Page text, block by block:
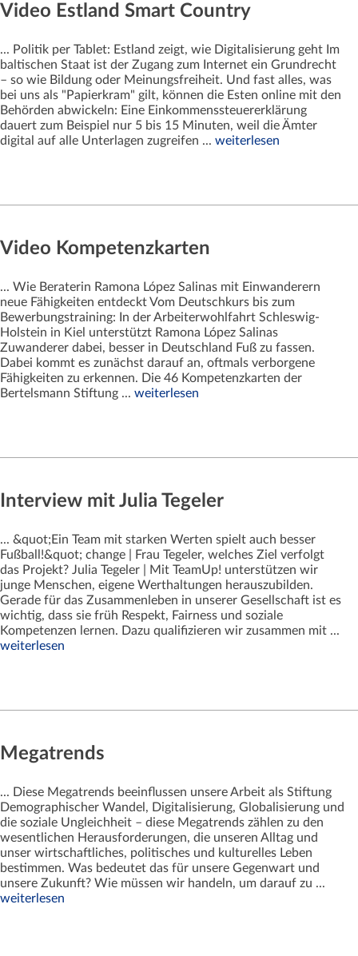
Video Estland Smart Country
... Politik per Tablet: Estland zeigt, wie Digitalisierung geht Im
baltischen Staat ist der Zugang zum Internet ein Grundrecht
– so wie Bildung oder Meinungsfreiheit. Und fast alles, was
bei uns als "Papierkram" gilt, können die Esten online mit den
Behörden abwickeln: Eine Einkommenssteuererklärung
dauert zum Beispiel nur 5 bis 15 Minuten, weil die Ämter
digital auf alle Unterlagen zugreifen ... weiterlesen
Video Kompetenzkarten
... Wie Beraterin Ramona López Salinas mit Einwanderern
neue Fähigkeiten entdeckt Vom Deutschkurs bis zum
Bewerbungstraining: In der Arbeiterwohlfahrt Schleswig-
Holstein in Kiel unterstützt Ramona López Salinas
Zuwanderer dabei, besser in Deutschland Fuß zu fassen.
Dabei kommt es zunächst darauf an, oftmals verborgene
Fähigkeiten zu erkennen. Die 46 Kompetenzkarten der
Bertelsmann Stiftung ... weiterlesen
Interview mit Julia Tegeler
... &quot;Ein Team mit starken Werten spielt auch besser
Fußball!&quot; change | Frau Tegeler, welches Ziel verfolgt
das Projekt? Julia Tegeler | Mit TeamUp! unterstützen wir
junge Menschen, eigene Werthaltungen herauszubilden.
Gerade für das Zusammenleben in unserer Gesellschaft ist es
wichtig, dass sie früh Respekt, Fairness und soziale
Kompetenzen lernen. Dazu qualifizieren wir zusammen mit ...
weiterlesen
Megatrends
... Diese Megatrends beeinflussen unsere Arbeit als Stiftung
Demographischer Wandel, Digitalisierung, Globalisierung und
die soziale Ungleichheit – diese Megatrends zählen zu den
wesentlichen Herausforderungen, die unseren Alltag und
unser wirtschaftliches, politisches und kulturelles Leben
bestimmen. Was bedeutet das für unsere Gegenwart und
unsere Zukunft? Wie müssen wir handeln, um darauf zu ...
weiterlesen